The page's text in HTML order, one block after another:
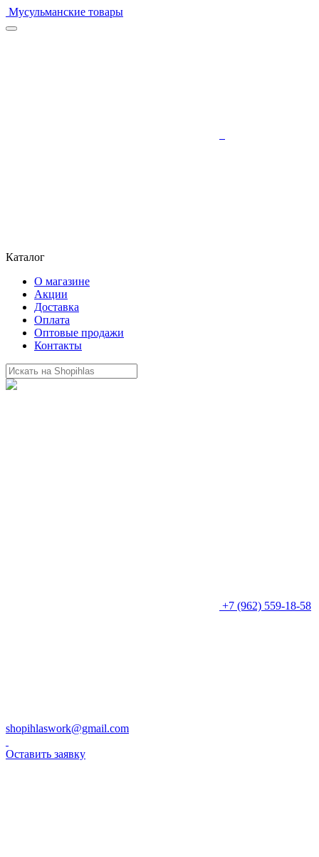
Мусульманские товары
Каталог
О магазине
Акции
Доставка
Оплата
Оптовые продажи
Контакты
+7 (962) 559-18-58
shopihlaswork@gmail.com
Оставить заявку